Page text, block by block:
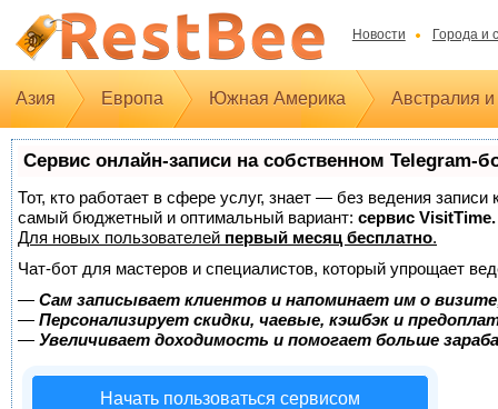
Новости Города и
Азия Европа Южная Америка Австралия
Сервис онлайн-записи на собственном Telegram-
Тот, кто работает в сфере услуг, знает — без ведения
самый бюджетный и оптимальный вариант: сервис VisitTime.
Для новых пользователей первый месяц бесплатно.
Чат-бот для мастеров и специалистов, который упрощает
— Сам записывает клиентов и напоминает им о
— Персонализирует скидки, чаевые, кэшбэк и
— Увеличивает доходимость и помогает больше
Начать пользоваться сервисом